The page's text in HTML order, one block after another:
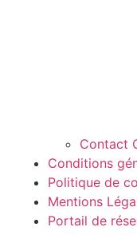
Contact
Conditions
Politique de
Mentions
Portail de